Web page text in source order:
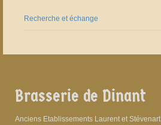
Recherche et échange
Brasserie de Dinant
Anciens Etablissements Laurent et Stévenart